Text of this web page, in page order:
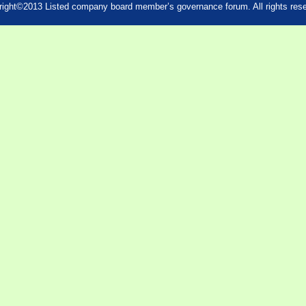
Listed company board member’s governance forum. All rights